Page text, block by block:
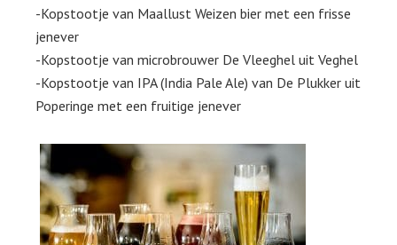
-Kopstootje van Maallust Weizen bier met een frisse
jenever
-Kopstootje van microbrouwer De Vleeghel uit Veghel
-Kopstootje van IPA (India Pale Ale) van De Plukker uit
Poperinge met een fruitige jenever